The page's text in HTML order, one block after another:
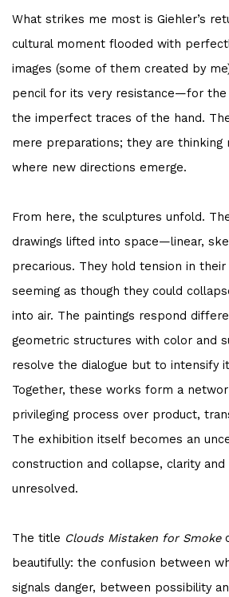
What strikes me most is Giehler’s
cultural moment flooded with
images (some of them created by
pencil for its very resistance—for the
the imperfect traces of the hand.
mere preparations; they are thinking
where new directions emerge.
From here, the sculptures unfold.
drawings lifted into space—linear,
precarious. They hold tension in their
seeming as though they could
into air. The paintings respond
geometric structures with color and
resolve the dialogue but to intensify
Together, these works form a
privileging process over product,
The exhibition itself becomes an
construction and collapse, clarity and
unresolved.
The title Clouds Mistaken for Smoke
beautifully: the confusion between
signals danger, between possibility